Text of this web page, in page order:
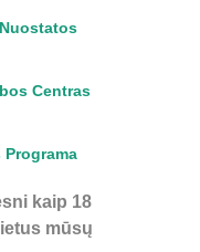
Centras
Programa
kaip 18
mūsų